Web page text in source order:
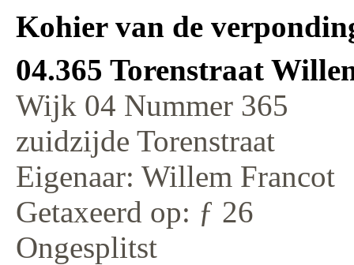
Kohier van de
04.365 Torenstraat
Wijk 04 Nummer 365
zuidzijde Torenstraat
Eigenaar: Willem Francot
Getaxeerd op: ƒ 26
Ongesplitst